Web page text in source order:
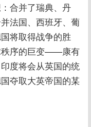
合并了瑞典、丹
法国、西班牙、葡
将取得战争的胜
秩序的巨变——康有
度将会从英国的统
夺取大英帝国的某